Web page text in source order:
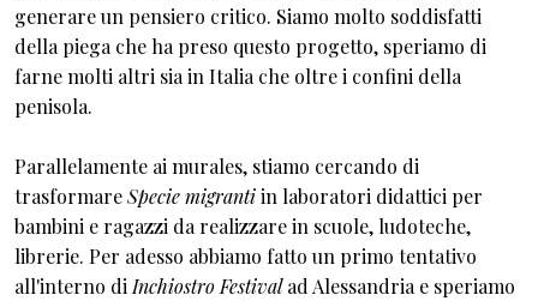
generare un pensiero critico. Siamo molto soddisfatti
della piega che ha preso questo progetto, speriamo di
farne molti altri sia in Italia che oltre i confini della
penisola.
Parallelamente ai murales, stiamo cercando di
trasformareSpecie migrantiin laboratori didattici per
bambini e ragazzi da realizzare in scuole, ludoteche,
librerie. Per adesso abbiamo fatto un primo tentativo
all'interno di Inchiostro Festivalad Alessandria e speriamo